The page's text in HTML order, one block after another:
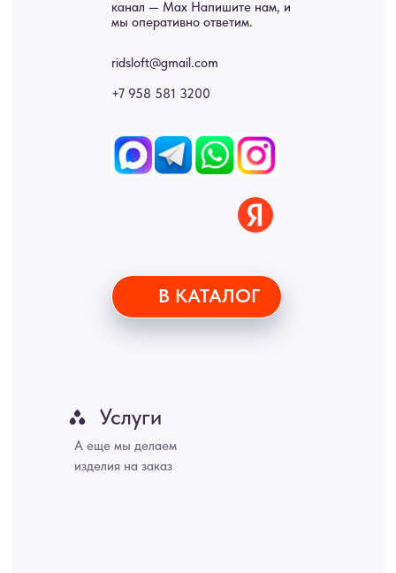
© 2015-2026 Все права защищены. Не является офертой,
двери, раздвижные двери, подвесные двери, интерьерные картины,
стеновые панели, лофт мебель с доставкой во все города России:
Новгород, Самара, Сургут, Казань, Омск, Челябинск, Ростов-на-
Владивосток, Ярославль, Ульяновск, Барнаул, Иркутск, Тюмень,
Хабаровск, Новокузнецк, Оренбург, Кемерово, Ижевск, Томск,
Набережные Челны, Липецк Казахстан, Алматы, Астана, Павлодар,
Усть - Каменногорск, Сочи.